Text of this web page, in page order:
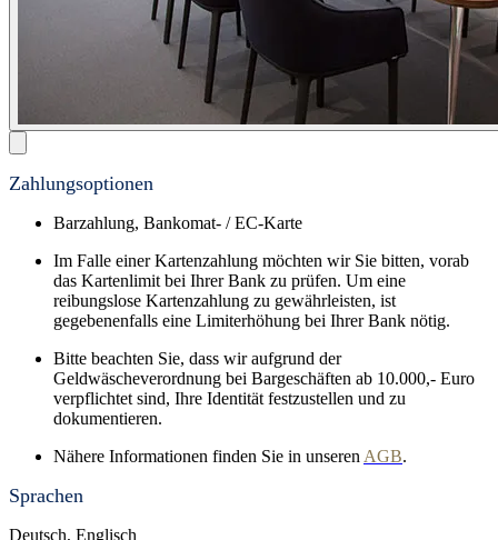
Zahlungsoptionen
Barzahlung, Bankomat- / EC-Karte
Im Falle einer Kartenzahlung möchten wir Sie bitten, vorab
das Kartenlimit bei Ihrer Bank zu prüfen. Um eine
reibungslose Kartenzahlung zu gewährleisten, ist
gegebenenfalls eine Limiterhöhung bei Ihrer Bank nötig.
Bitte beachten Sie, dass wir aufgrund der
Geldwäscheverordnung bei Bargeschäften ab 10.000,- Euro
verpflichtet sind, Ihre Identität festzustellen und zu
dokumentieren.
Nähere Informationen finden Sie in unseren AGB.
Sprachen
Deutsch, Englisch